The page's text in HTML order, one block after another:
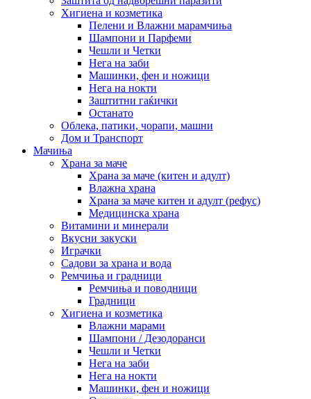
Хигиена и козметика
Пелени и Влажни марамчиња
Шампони и Парфеми
Чешли и Четки
Нега на заби
Машинки, фен и ножици
Нега на нокти
Заштитни гаќички
Останато
Облека, патики, чорапи, машни
Дом и Транспорт
Мачиња
Храна за маче
Храна за маче (китен и адулт)
Влажна храна
Храна за маче китен и адулт (рефус)
Медицинска храна
Витамини и минерали
Вкусни закуски
Играчки
Садови за храна и вода
Ремчиња и градници
Ремчиња и поводници
Градници
Хигиена и козметика
Влажни марами
Шампони / Дезодоранси
Чешли и Четки
Нега на заби
Нега на нокти
Машинки, фен и ножици